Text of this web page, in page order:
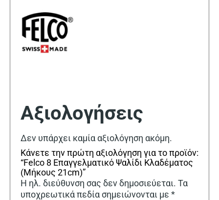
Αξιολογήσεις
Δεν υπάρχει καμία αξιολόγηση ακόμη.
Κάνετε την πρώτη αξιολόγηση για το προϊόν:
“Felco 8 Επαγγελματικό Ψαλίδι Κλαδέματος
(Μήκους 21cm)”
Η ηλ. διεύθυνση σας δεν δημοσιεύεται. Τα
υποχρεωτικά πεδία σημειώνονται με *